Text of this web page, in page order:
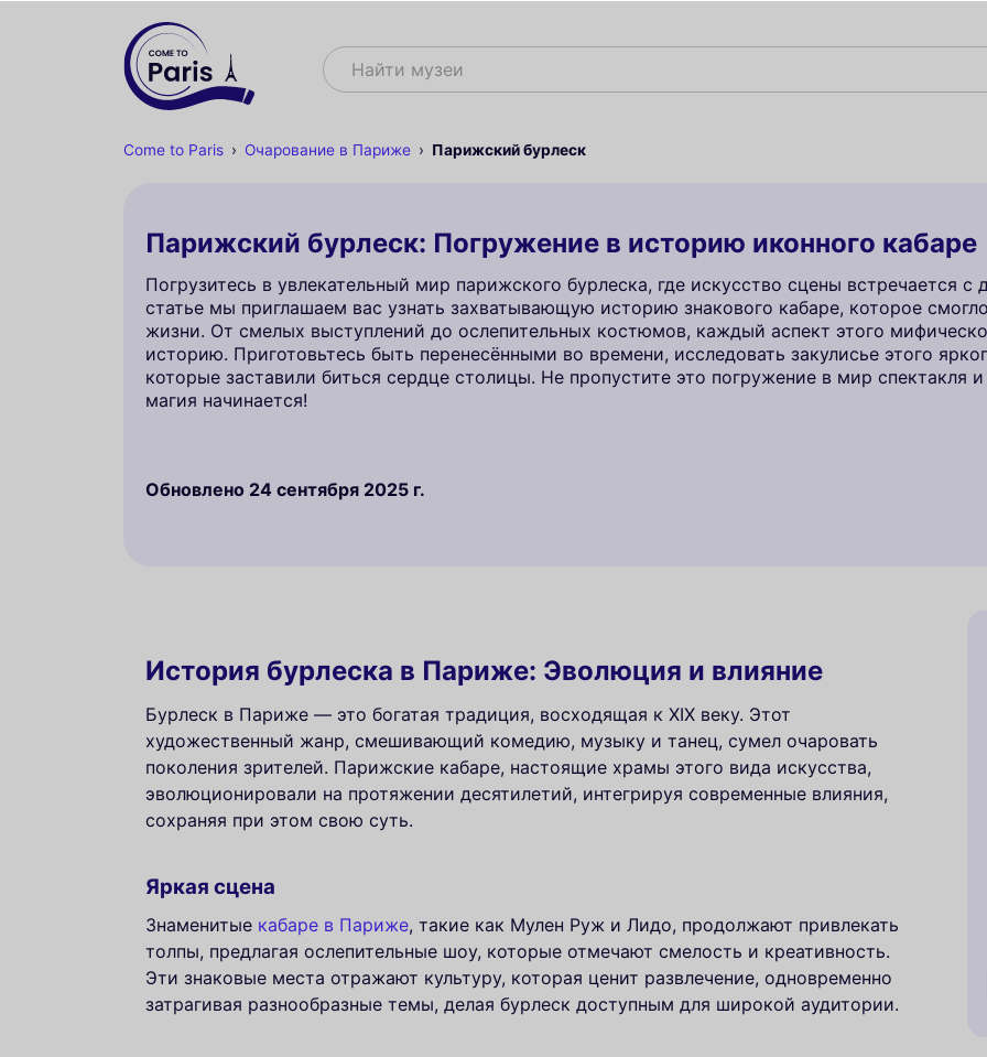
ПоискНайти музеи
Come to Paris Очарование в Париже Парижский бурлеск
Парижский бурлеск: Погружение в историю иконного кабаре
Погрузитесь в увлекательный мир парижского бурлеска, где искусство сцены встречается с
статье мы приглашаем вас узнать захватывающую историю знакового кабаре, которое
жизни. От смелых выступлений до ослепительных костюмов, каждый аспект этого
историю. Приготовьтесь быть перенесёнными во времени, исследовать закулисье этого
которые заставили биться сердце столицы. Не пропустите это погружение в мир спектакля
магия начинается!
Обновлено 24 сентября 2025 г.
История бурлеска в Париже: Эволюция и влияние
Бурлеск в Париже — это богатая традиция, восходящая к XIX веку. Этот
художественный жанр, смешивающий комедию, музыку и танец, сумел очаровать
поколения зрителей. Парижские кабаре, настоящие храмы этого вида искусства,
эволюционировали на протяжении десятилетий, интегрируя современные влияния,
сохраняя при этом свою суть.
Яркая сцена
Знаменитые кабаре в Париже, такие как Мулен Руж и Лидо, продолжают привлекать
толпы, предлагая ослепительные шоу, которые отмечают смелость и креативность.
Эти знаковые места отражают культуру, которая ценит развлечение, одновременно
затрагивая разнообразные темы, делая бурлеск доступным для широкой аудитории.